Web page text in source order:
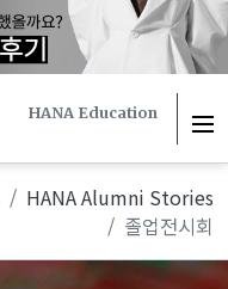
HANA Education
HANA Alumni Stories
졸업전시회